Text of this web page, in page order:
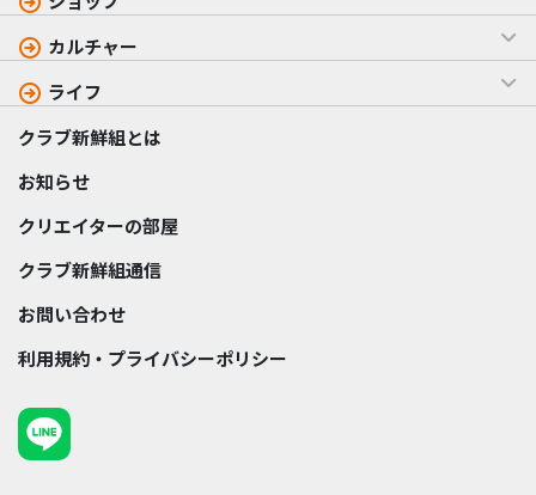
カルチャー
ライフ
クラブ新鮮組とは
お知らせ
クリエイターの部屋
クラブ新鮮組通信
お問い合わせ
利用規約・プライバシーポリシー